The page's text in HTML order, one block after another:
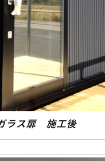
ラス扉 施工後